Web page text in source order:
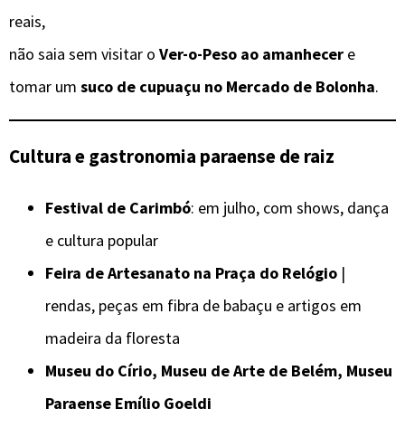
reais,
não saia sem visitar o Ver-o-Peso ao amanhecer e
tomar um suco de cupuaçu no Mercado de Bolonha.
Cultura e gastronomia paraense de raiz
Festival de Carimbó: em julho, com shows, dança
e cultura popular
Feira de Artesanato na Praça do Relógio |
rendas, peças em fibra de babaçu e artigos em
madeira da floresta
Museu do Círio, Museu de Arte de Belém, Museu
Paraense Emílio Goeldi